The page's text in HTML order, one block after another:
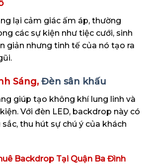
lại cảm giác ấm áp, thường
các sự kiện như tiệc cưới, sinh
giản nhưng tinh tế của nó tạo ra
Sáng, Đèn sân khấu
giúp tạo không khí lung linh và
Với đèn LED, backdrop này có
thu hút sự chú ý của khách
Backdrop Tại Quận Ba Đình